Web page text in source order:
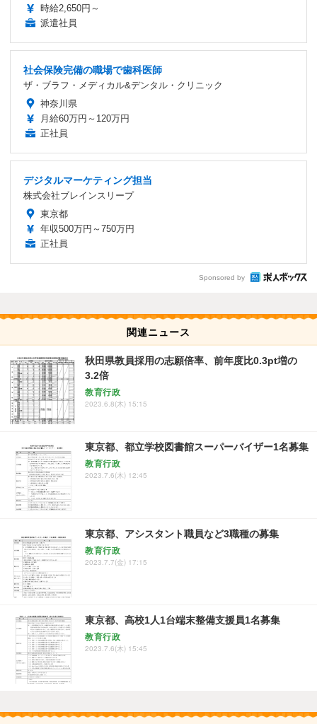
時給2,650円～
派遣社員
社会保険完備の職場で歯科医師
ザ・ブラフ・メディカル&デンタル・クリニック
神奈川県
月給60万円～120万円
正社員
デジタルマーケティング担当
株式会社ブレインスリープ
東京都
年収500万円～750万円
正社員
Sponsored by
関連ニュース
秋田県教員採用の志願倍率、前年度比0.3pt増の
3.2倍
教育行政
2023.6.8(木) 15:15
東京都、都立学校図書館スーパーバイザー1名募集
教育行政
2023.7.6(木) 12:45
東京都、アシスタント職員など3職種の募集
教育行政
2023.7.7(金) 17:15
東京都、高校1人1台端末整備支援員1名募集
教育行政
2023.7.6(木) 15:45